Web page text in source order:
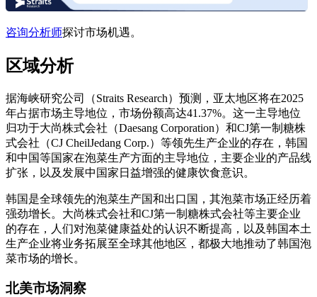
咨询分析师探讨市场机遇。
区域分析
据海峡研究公司（Straits Research）预测，亚太地区将在2025
年占据市场主导地位，市场份额高达41.37%。这一主导地位
归功于大尚株式会社（Daesang Corporation）和CJ第一制糖株
式会社（CJ CheilJedang Corp.）等领先生产企业的存在，韩国
和中国等国家在泡菜生产方面的主导地位，主要企业的产品线
扩张，以及发展中国家日益增强的健康饮食意识。
韩国是全球领先的泡菜生产国和出口国，其泡菜市场正经历着
强劲增长。大尚株式会社和CJ第一制糖株式会社等主要企业
的存在，人们对泡菜健康益处的认识不断提高，以及韩国本土
生产企业将业务拓展至全球其他地区，都极大地推动了韩国泡
菜市场的增长。
北美市场洞察